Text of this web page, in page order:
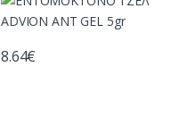
8.64€